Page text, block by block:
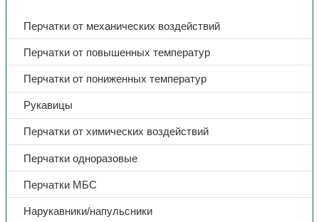
Перчатки от механических воздействий
Перчатки от повышенных температур
Перчатки от пониженных температур
Рукавицы
Перчатки от химических воздействий
Перчатки одноразовые
Перчатки МБС
Нарукавники/напульсники
Куртка длинная, с потайной заст. на пуговицы, карманы с
клапанами, налокотники. П/комб. с наколенниками. ГОСТ
12.4.280-2014
Артикул:Н/Д Категории:Костюмы летние,Летняя спецодежда,
Спецодежда
Поделиться:
Поделиться в Telegram
Поделиться в
Whatsapp
Поделиться в Ok
Поделиться в Vk
Описание
Доп. информация
Вид изделия — Костюм
Комплектность — Куртка, полукомбинезон